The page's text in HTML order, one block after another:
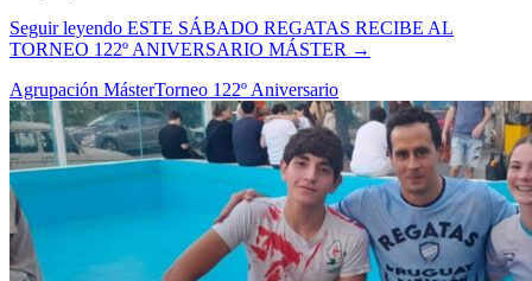
Seguir leyendo ESTE SÁBADO REGATAS RECIBE AL
TORNEO 122º ANIVERSARIO MÁSTER →
Agrupación MásterTorneo 122º Aniversario